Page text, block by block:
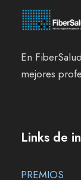
En
mejores
Links de
PREMIOS